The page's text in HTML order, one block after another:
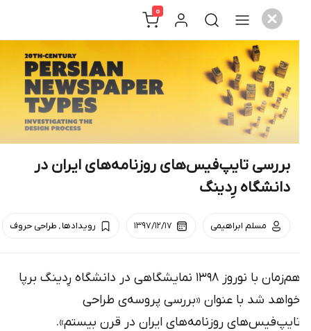
0
تایپ‌فیس‌های روزنامه‌های ایران در
رِدینگ
ابراهیمی ۱۳۹۷/۱۲/۱۷ رویداد‌ها طراحی حروف
هم‌زمان با نوروز ۱۳۹۸ نمایشگاهی در دانشگاه رِدینگ برپا
با عنوان «بررسی پروسه‌ی طراحی
روزنامه‌های ایران در قرن بیستم».